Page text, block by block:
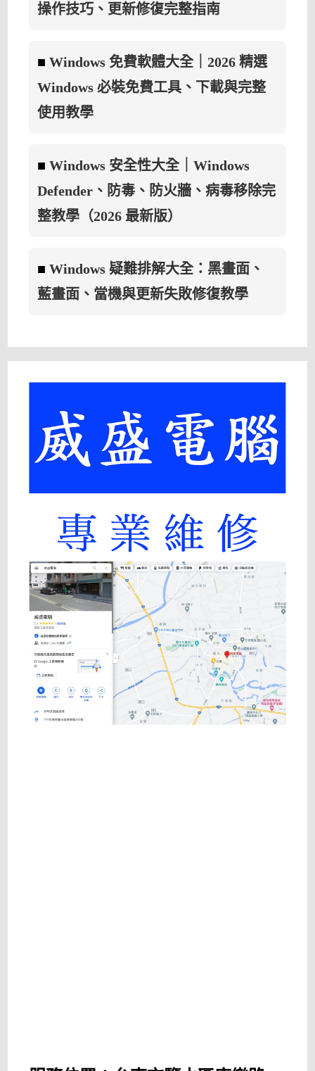
操作技巧、更新修復完整指南
■Windows 免費軟體大全｜2026 精選
Windows 必裝免費工具、下載與完整
使用教學
■Windows 安全性大全｜Windows
Defender、防毒、防火牆、病毒移除完
整教學（2026 最新版）
■Windows 疑難排解大全：黑畫面、
藍畫面、當機與更新失敗修復教學